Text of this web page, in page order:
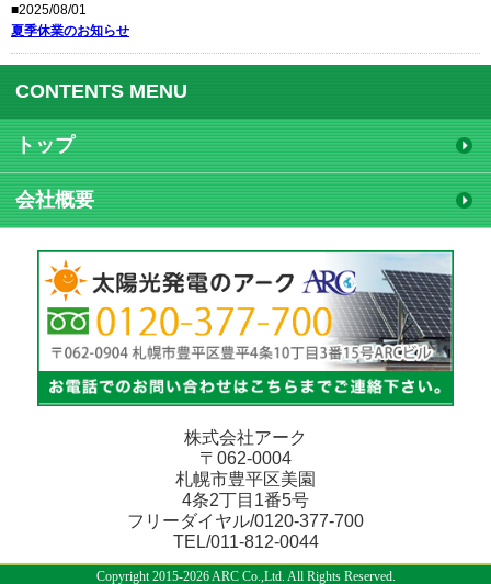
■2025/08/01
夏季休業のお知らせ
CONTENTS MENU
トップ
会社概要
株式会社アーク
〒062-0004
札幌市豊平区美園
4条2丁目1番5号
フリーダイヤル/0120-377-700
TEL/011-812-0044
Copyright 2015-2026 ARC Co.,Ltd. All Rights Reserved.